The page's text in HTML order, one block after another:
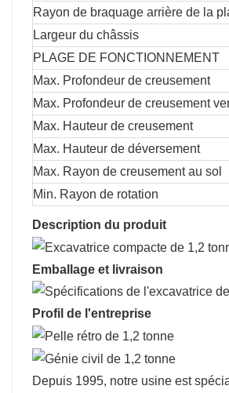
Rayon de braquage arrière de la
Largeur du châssis
PLAGE DE FONCTIONNEMENT
Max. Profondeur de creusement
Max. Profondeur de creusement
Max. Hauteur de creusement
Max. Hauteur de déversement
Max. Rayon de creusement au sol
Min. Rayon de rotation
Description du produit
Emballage et livraison
Profil de l'entreprise
Depuis 1995, notre usine est